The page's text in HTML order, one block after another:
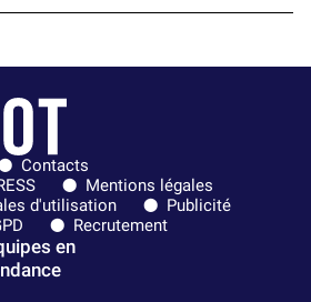
Contacts
Mentions légales
d'utilisation
Publicité
Recrutement
en